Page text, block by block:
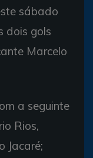
sábado
dois gols
Marcelo
a seguinte
Rios,
Jacaré;